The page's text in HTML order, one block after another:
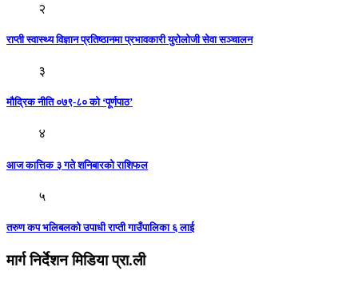
२
राप्ती स्वास्थ्य विज्ञान प्रतिष्ठानमा प्रभावकारी युरोलोजी सेवा सञ्चालन
३
मौद्रिक नीति ०७९-८० को ‘पूर्णपाठ’
४
आज कात्तिक ३ गते शनिबारकाे राशिफल
५
तरुण कप भलिबलको उपाधी राप्ती गाउँपालिका ६ लाई
मार्ग निर्देशन मिडिया प्रा.ली